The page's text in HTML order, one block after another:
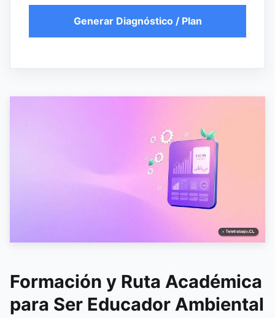
Generar Diagnóstico / Plan
Formación y Ruta Académica
para Ser Educador Ambiental